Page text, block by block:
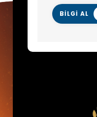
BİLGİ AL